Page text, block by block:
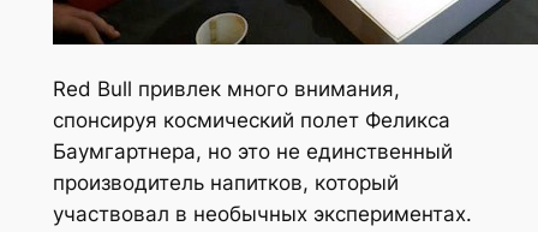
Red Bull привлек много внимания,
спонсируя космический полет Феликса
Баумгартнера, но это не единственный
производитель напитков, который
участвовал в необычных экспериментах.